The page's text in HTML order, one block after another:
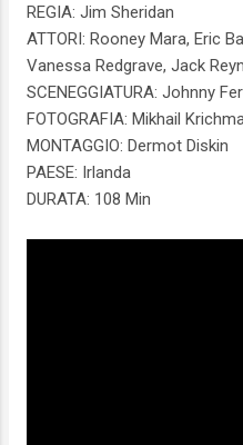
REGIA: Jim Sheridan
ATTORI: Rooney Mara, Eric
Vanessa Redgrave, Jack
SCENEGGIATURA: Johnny
FOTOGRAFIA: Mikhail
MONTAGGIO: Dermot Diskin
PAESE: Irlanda
DURATA: 108 Min